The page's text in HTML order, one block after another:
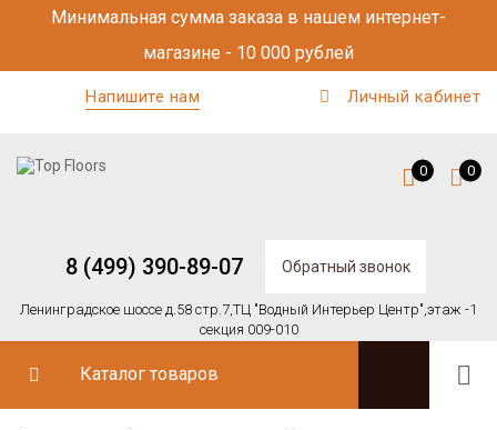
Минимальная сумма заказа в нашем интернет-
магазине - 10 000 рублей
Напишите нам Личный кабинет
8 (499) 390-89-07 Обратный звонок
Ленинградское шоссе д.58 стр.7,ТЦ "Водный Интерьер Центр",этаж -1
секция 009-010
0 0
Каталог товаров